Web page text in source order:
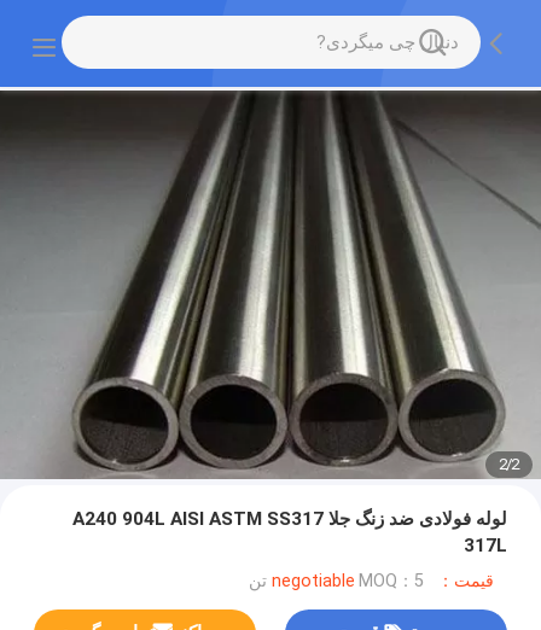
2
/
2
لوله فولادی ضد زنگ جلا A240 904L AISI ASTM SS317
317L
قیمت：negotiable MOQ：5 تن